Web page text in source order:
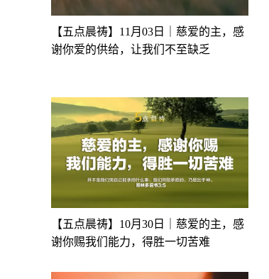
【五点晨祷】11月03日｜慈爱的主，感
谢你爱的供给，让我们不至缺乏
【五点晨祷】10月30日｜慈爱的主，感
谢你赐我们能力，得胜一切苦难